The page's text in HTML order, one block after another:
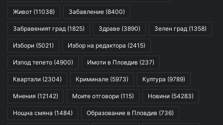
Живот (11038) Забавление (8400)
Забравеният град (1825) Здраве (3890) Зелен град (1358)
Избори (5021) Избор на редактора (2415)
Изпод тепето (4900) Имоти в Пловдив (237)
Квартали (2304) Криминале (5973) Култура (9789)
Мнения (12142) Моите отговори (115) Новини (54283)
Нощна смяна (1484) Образование в Пловдив (736)